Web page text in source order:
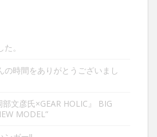
。
の時間をありがとうございまし
文彦氏×GEAR HOLIC』 BIG
MODEL”